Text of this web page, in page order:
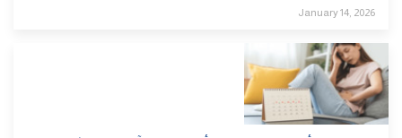
January 14, 2026